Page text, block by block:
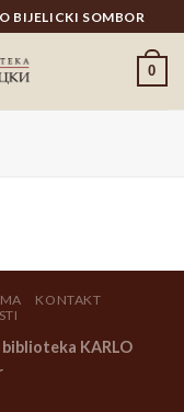
BIJELICKI SOMBOR
0
KONTAKT
KARLO